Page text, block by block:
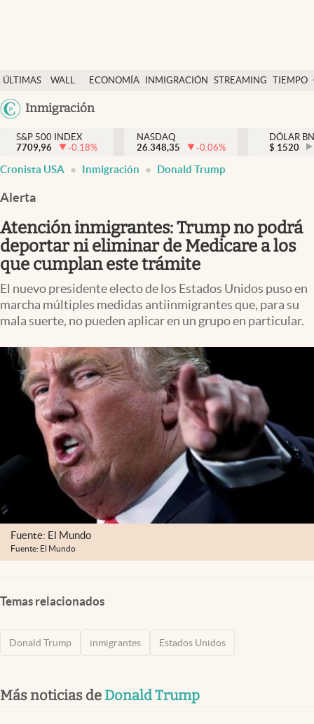
ÚLTIMAS
NOTICIAS
WALL
Y
DÓLAR
ECONOMÍA INMIGRACIÓN STREAMING TIEMPO
México
Inmigración
Finanzas y economía
Wall Street y dólar
Inmigración
Espiritual
Streaming
PC y mobile
Lifestyle
USA
S&P 500 INDEX
7709,96
-0.18%
NASDAQ
26.348,35
-0.06%
DÓLAR
$ 1520
Cronista USA Inmigración Donald Trump
Alerta
Atención inmigrantes: Trump no podrá
deportar ni eliminar de Medicare a los
que cumplan este trámite
El nuevo presidente electo de los Estados Unidos puso en
marcha múltiples medidas antiinmigrantes que, para su
mala suerte, no pueden aplicar en un grupo en particular.
Fuente: El Mundo
Fuente: El Mundo
Temas relacionados
Donald Trump inmigrantes Estados Unidos
Más noticias de Donald Trump